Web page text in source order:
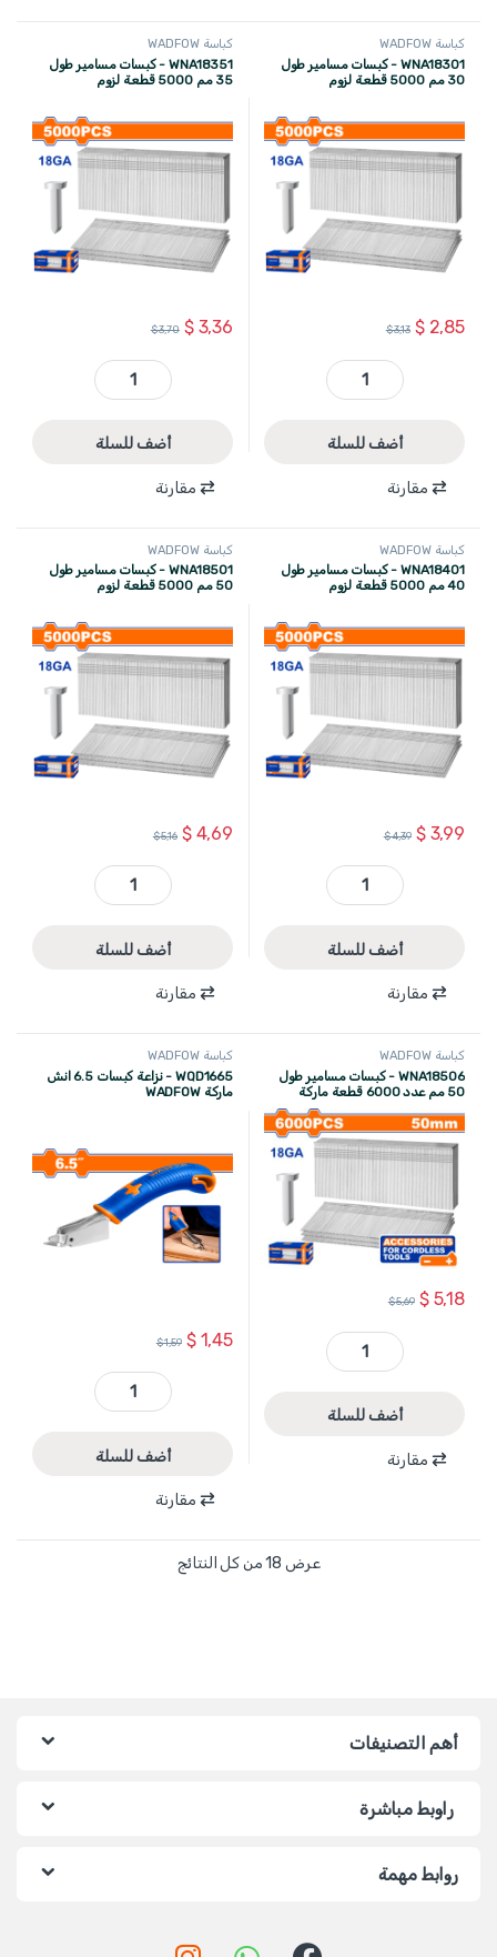
كباسة WADFOW
WNA18301 - كبسات مسامير طول
30 مم 5000 قطعة لزوم
$2,85
$3,13
WNA18301 - كبسات مسامير طول 30 مم 5000 قطعة لزوم WBN2540,WBN1550,WBN3530,WBN3532 ماركة WADFOW quantity
أضف للسلة
مقارنة
كباسة WADFOW
WNA18351 - كبسات مسامير طول
35 مم 5000 قطعة لزوم
$3,36
$3,70
WNA18351 - كبسات مسامير طول 35 مم 5000 قطعة لزوم WBN2540,WBN1550 ماركة WADFOW quantity
أضف للسلة
مقارنة
كباسة WADFOW
WNA18401 - كبسات مسامير طول
40 مم 5000 قطعة لزوم
$3,99
$4,39
WNA18401 - كبسات مسامير طول 40 مم 5000 قطعة لزوم WBN2540,WBN1550 ماركة WADFOW quantity
أضف للسلة
مقارنة
كباسة WADFOW
WNA18501 - كبسات مسامير طول
50 مم 5000 قطعة لزوم
$4,69
$5,16
WNA18501 - كبسات مسامير طول 50 مم 5000 قطعة لزوم WBN2540,WBN1550 ماركة WADFOW quantity
أضف للسلة
مقارنة
كباسة WADFOW
WNA18506 - كبسات مسامير طول
50 مم عدد 6000 قطعة ماركة
$5,18
$5,69
WNA18506 - كبسات مسامير طول 50 مم عدد 6000 قطعة ماركة WADFOW quantity
أضف للسلة
مقارنة
كباسة WADFOW
WQD1665 - نزاعة كبسات 6.5 انش
ماركة WADFOW
$1,45
$1,59
WQD1665 - نزاعة كبسات 6.5 انش ماركة WADFOW quantity
أضف للسلة
مقارنة
عرض ⁦18⁩ من كل النتائج
أهم التصنيفات
راوبط مباشرة
روابط مهمة